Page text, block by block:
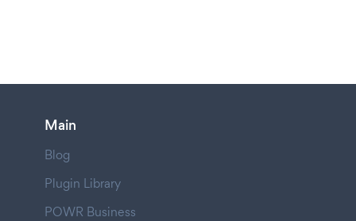
Main
Blog
Plugin Library
POWR Business